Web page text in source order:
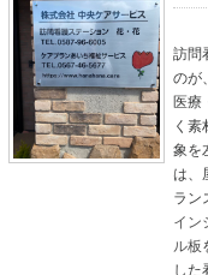
訪問
のが
医療
く
象を
は、
ラン
イン
ル板
した